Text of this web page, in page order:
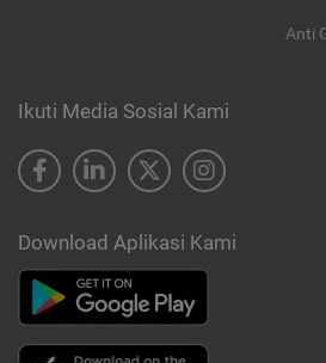
Anti
Ikuti Media Sosial Kami
Download Aplikasi Kami